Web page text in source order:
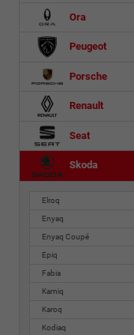
Ora
Peugeot
Porsche
Renault
Seat
Skoda
Elroq
Enyaq
Enyaq Coupé
Epiq
Fabia
Kamiq
Karoq
Kodiaq